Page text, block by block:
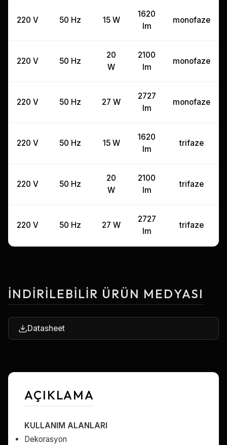
220 V 50 Hz 15 W
1620
lm
monofaze
220 V 50 Hz
20
W
2100
lm
monofaze
220 V 50 Hz 27 W
2727
lm
monofaze
220 V 50 Hz 15 W
1620
lm
trifaze
220 V 50 Hz
20
W
2100
lm
trifaze
220 V 50 Hz 27 W
2727
lm
trifaze
İNDIRILEBILIR ÜRÜN MEDYASI
Datasheet
AÇIKLAMA
KULLANIM ALANLARI
Dekorasyon